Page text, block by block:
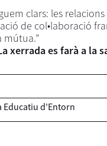
clars: les
de col•laboració
mútua.”
xerrada es farà a la
Educatiu d'Entorn